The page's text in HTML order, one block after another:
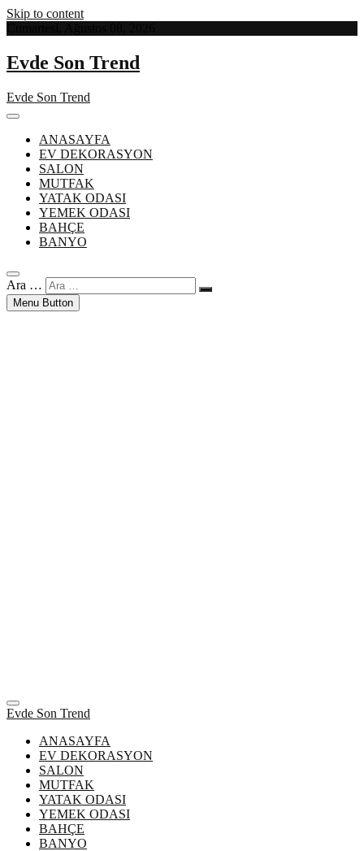
Skip to content
Evde Son Trend
Evde Son Trend
ANASAYFA
EV DEKORASYON
SALON
MUTFAK
YATAK ODASI
YEMEK ODASI
BAHÇE
BANYO
Ara …
Menu Button
Evde Son Trend
ANASAYFA
EV DEKORASYON
SALON
MUTFAK
YATAK ODASI
YEMEK ODASI
BAHÇE
BANYO